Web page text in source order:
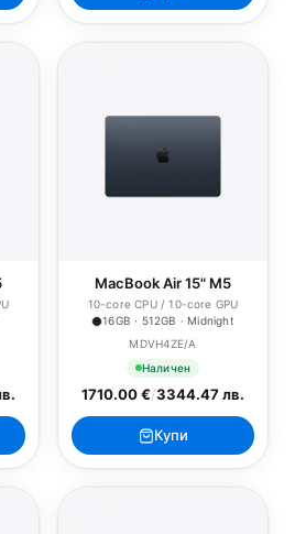
MacBook Air 15" M5
10-core CPU / 10-core GPU
16GB · 512GB · Midnight
MDVH4ZE/A
Наличен
1710.00 €/3344.47 лв.
Купи